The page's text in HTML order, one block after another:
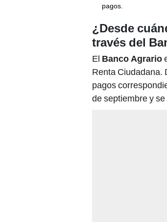
Banco Agrario
Renta
pagos
de septiembre y